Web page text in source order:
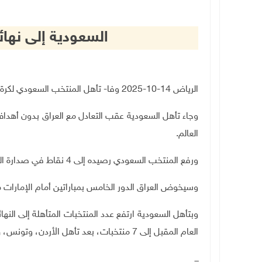
السعودية إلى
الرياض 14-10-2025 وفا- تأهل المنتخب السعودي لكرة القدم مساء اليوم الثلاثاء، إلى نهائيات كأس العالم 2026.
وجاء تأهل السعودية عقب التعادل مع العراق بدون
العالم.
ورفع المنتخب السعودي رصيده إلى 4 نقاط في صدارة المجموعة بفارق الأهداف عن العراق الثانية وإندونيسيا الثالثة.
وسيخوض العراق الدور الخامس بمباراتين أمام
وبتأهل السعودية ارتفع عدد المنتخبات المتأهلة إلى
العام المقبل إلى 7 منتخبات، بعد تأهل الأردن، وتونس، والمغرب، ومصر، والجزائر، وقطر.
ـــ